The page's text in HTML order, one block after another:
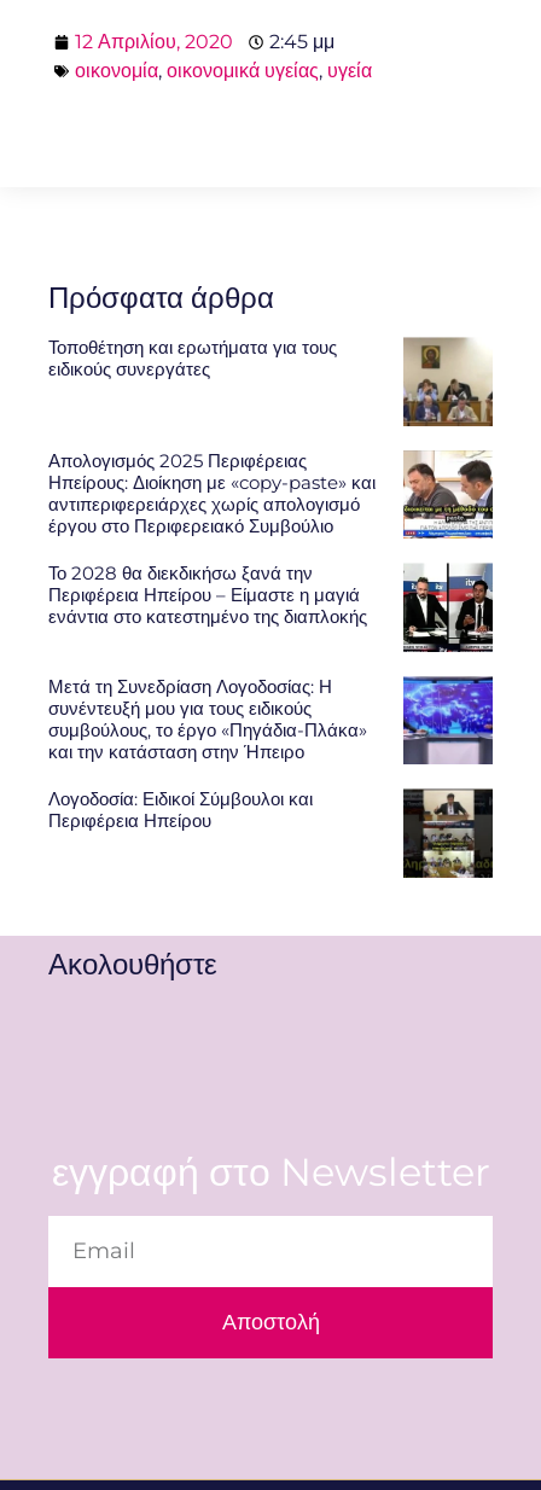
12 Απριλίου, 2020
2:45 μμ
οικονομία, οικονομικά υγείας, υγεία
Πρόσφατα άρθρα
Τοποθέτηση και ερωτήματα για τους
ειδικούς συνεργάτες
Απολογισμός 2025 Περιφέρειας
Ηπείρους: Διοίκηση με «copy-paste» και
αντιπεριφερειάρχες χωρίς απολογισμό
έργου στο Περιφερειακό Συμβούλιο
Το 2028 θα διεκδικήσω ξανά την
Περιφέρεια Ηπείρου – Είμαστε η μαγιά
ενάντια στο κατεστημένο της διαπλοκής
Μετά τη Συνεδρίαση Λογοδοσίας: Η
συνέντευξή μου για τους ειδικούς
συμβούλους, το έργο «Πηγάδια-Πλάκα»
και την κατάσταση στην Ήπειρο
Λογοδοσία: Ειδικοί Σύμβουλοι και
Περιφέρεια Ηπείρου
Ακολουθήστε
εγγραφή στο Newsletter
Αποστολή